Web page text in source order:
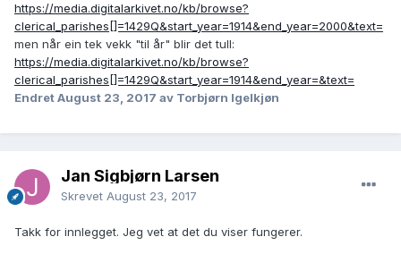
https://media.digitalarkivet.no/kb/browse?
clerical_parishes[]=1429Q&start_year=1914&end_year=2000&text=
men når ein tek vekk "til år" blir det tull:
https://media.digitalarkivet.no/kb/browse?
clerical_parishes[]=1429Q&start_year=1914&end_year=&text=
EndretAugust 23, 2017 av Torbjørn Igelkjøn
Jan Sigbjørn Larsen
Skrevet August 23, 2017
Takk for innlegget. Jeg vet at det du viser fungerer.